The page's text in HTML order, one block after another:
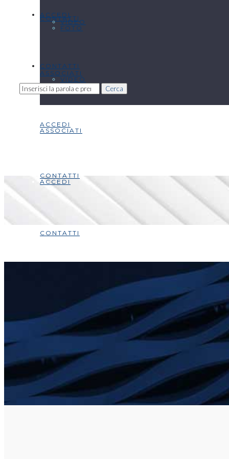
ACCEDI
CONTATTI
CONTATTI
Cerca
VIDEO
ASSOCIATI
ACCEDI
CONTATTI
FOTO
VIDEO
ASSOCIATI
ACCEDI
CONTATTI